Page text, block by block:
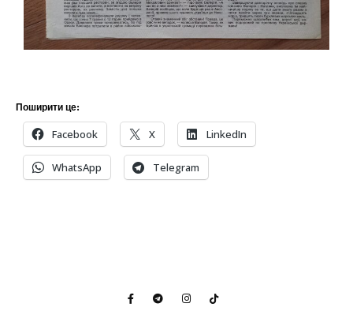
Поширити це:
Facebook X LinkedIn
WhatsApp Telegram